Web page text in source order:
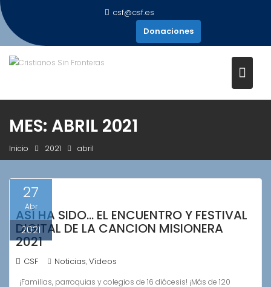
Saltar
al
contenido
csf@csf.es
Donaciones
MES: ABRIL 2021
Inicio 2021 abril
27
Abr
2021
ASÍ HA SIDO… EL ENCUENTRO Y FESTIVAL
DIGITAL DE LA CANCION MISIONERA
2021
CSF Noticias,Vídeos
¡Familias, parroquias y colegios de 16 diócesis! ¡Más de 120